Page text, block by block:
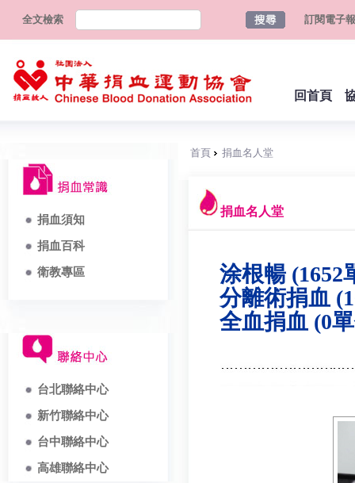
全文檢索 訂閱電子報
回首頁
捐血須知
捐血百科
衛教專區
台北聯絡中心
新竹聯絡中心
台中聯絡中心
高雄聯絡中心
首頁 捐血名人堂
捐血名人堂
涂根暢 (1652
分離術捐血
全血捐血 (0